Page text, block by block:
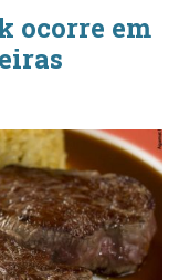
ocorre em